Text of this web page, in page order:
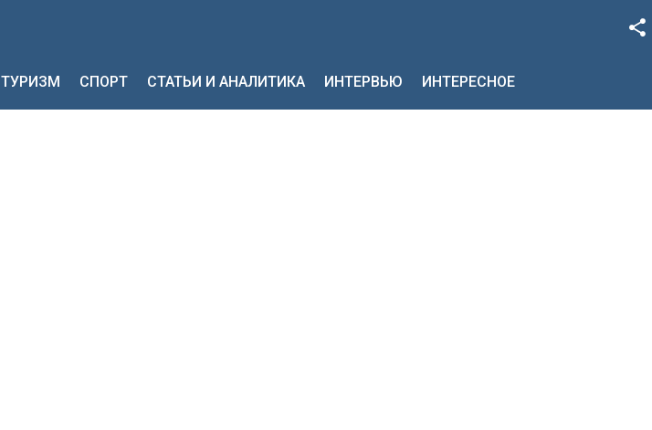
Google+
ТУРИЗМ СПОРТ СТАТЬИ И АНАЛИТИКА ИНТЕРВЬЮ ИНТЕРЕСНОЕ